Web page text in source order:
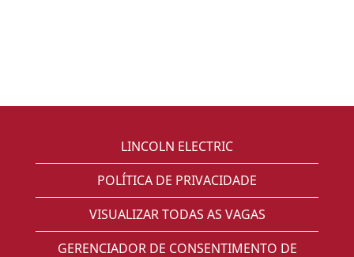
LINCOLN ELECTRIC
POLÍTICA DE PRIVACIDADE
VISUALIZAR TODAS AS VAGAS
GERENCIADOR DE CONSENTIMENTO DE